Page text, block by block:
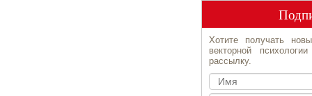
Хотите получать
векторной
рассылку.